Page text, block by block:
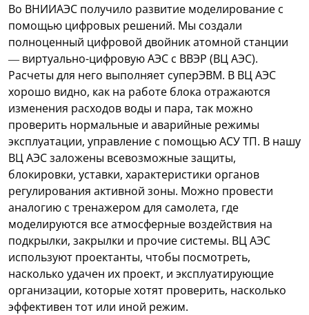
Во ВНИИАЭС получило развитие моделирование с
помощью цифровых решений. Мы создали
полноценный цифровой двойник атомной станции
— виртуально-цифровую АЭС с ВВЭР (ВЦ АЭС).
Расчеты для него выполняет суперЭВМ. В ВЦ АЭС
хорошо видно, как на работе блока отражаются
изменения расходов воды и пара, так можно
проверить нормальные и аварийные режимы
эксплуатации, управление с помощью АСУ ТП. В нашу
ВЦ АЭС заложены всевозможные защиты,
блокировки, уставки, характеристики органов
регулирования активной зоны. Можно провести
аналогию с тренажером для самолета, где
моделируются все атмосферные воздействия на
подкрылки, закрылки и прочие системы. ВЦ АЭС
используют проектанты, чтобы посмотреть,
насколько удачен их проект, и эксплуатирующие
организации, которые хотят проверить, насколько
эффективен тот или иной режим.